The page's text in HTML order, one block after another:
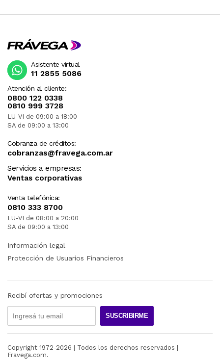
Atención al cliente:
0800 122 0338
0810 999 3728
LU-VI de 09:00 a 18:00
SA de 09:00 a 13:00
Cobranza de créditos:
cobranzas@fravega.com.ar
Servicios a empresas:
Ventas corporativas
Venta telefónica:
0810 333 8700
LU-VI de 08:00 a 20:00
SA de 09:00 a 13:00
Asistente virtual
11 2855 5086
Información legal
Protección de Usuarios Financieros
Recibí ofertas y promociones
SUSCRIBIRME
Copyright 1972-2026 | Todos los derechos reservados |
Fravega.com.